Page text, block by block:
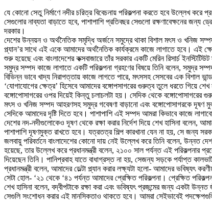
যে কোনো সেতু নির্মাণে নদীর চরিত্র বিবেচনায় পরিকল্পনা করতে হবে উল্লেখ করে
সেগুলোর নাব্যতা বাড়াতে হবে, পাশাপাশি প্রতিবছর সেগুলো রক্ষণাবেক্ষনের জন্য
দরকার।
দেশের উন্নয়ন ও অর্থনৈতিক সমৃদ্ধি অর্জনে সমুদ্রে থাকা বিশাল মৎস ও খনিজ
প্ল্যান’র সাথে এই একে আমাদের অর্থনৈতিক কার্যক্রমে কাজে লাগাতে হবে। এই
শুরু হয়েছে এবং বাংলাদেশের কক্সবাজারে তাঁর সরকার একটি মেরিন রিসার্চ
সমুদ্র সম্পদ কাজে লাগাতে একটি পরিকল্পনা গ্রহণের বিষয়ে তিনি বলেন, সমুদ্র
বিভিন্ন ভাবে খাদ্য নিরাপত্তায় কাজে লাগতে পারে, মৎসসহ সেসবের এক বিশাল
‘যোগাযোগের ক্ষেত্র’ হিসেবে আমাদের বঙ্গোপসাগরের গুরুত্ব তুলে ধরতে গিয়ে
বঙ্গোপোসাগরের ওপর দিয়েই কিন্তু চলাচলটা হয়। সেদিক থেকে
মৎস ও খনিজ সম্পদ আহরণসহ সমুদ্র গবেষণা বাড়ানো এবং বঙ্গোপোসাগরকে দূষণ মুক্ত
সেদিকে আমাদের দৃষ্টি দিতে হবে। পাশাপাশি এই সম্পদ আমরা কিভাবে কাজে
দেশের নদ-নদীগুলোকেও দূষণ থেকে রক্ষা করার নির্দেশ দিয়ে শেখ হাসিনা বলেন,
পাশাপাশি দূষণমুক্ত রাখতে হবে। যত্রতত্র শিল্প কারখানা যেন না হয়, সে জন্য
জলবায়ু পরিবর্তনে বাংলাদেশের কোনো দায় নেই উল্লেখ করে তিনি বলেন, উন্নত
হয়েছে, তার উল্লেখ করে প্রধানমন্ত্রী বলেন, ২১০০ সাল পর্যন্ত এই পরিকল্পনার
দিয়েছেন তিনি। পানিপ্রবাহ যাতে বাধাগ্রস্ত না হয়, সেজন্য সড়কে পর্যাপ্ত
প্রধানমন্ত্রী বলেন, আমাদের ডেল্টা প্ল্যান করার লক্ষ্যটা হলো- আমাদের ভবিষ্যৎ
সেটা হোল- ‘২১ থেকে ‘৪১ পর্যন্ত আমাদের প্রেক্ষিত পরিকল্পনা। প্রেক্ষিত
শেখ হাসিনা বলেন, বদ্বীপটাকে রক্ষা করা এবং ভবিষ্যৎ প্রজন্মের জন্য একটা
সেগুলি সংশোধন করার এই মানসিকতাও থাকতে হবে। আমরা সেইভাবেই